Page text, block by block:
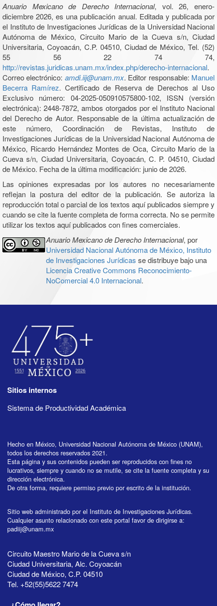
Anuario Mexicano de Derecho Internacional, vol. 26, enero-
diciembre 2026, es una publicación anual. Editada y publicada por
el Instituto de Investigaciones Jurídicas de la Universidad Nacional
Autónoma de México, Circuito Mario de la Cueva s/n, Ciudad
Universitaria, Coyoacán, C.P. 04510, Ciudad de México, Tel. (52)
55 56 22 74 74,
http://revistas.juridicas.unam.mx/index.php/derecho-internacional.
Correo electrónico: amdi.iij@unam.mx. Editor responsable: Manuel
Becerra Ramírez. Certificado de Reserva de Derechos al Uso
Exclusivo número: 04-2025-050910575800-102, ISSN (versión
electrónica): 2448-7872, ambos otorgados por el Instituto Nacional
del Derecho de Autor. Responsable de la última actualización de
este número, Coordinación de Revistas, Instituto de
Investigaciones Jurídicas de la Universidad Nacional Autónoma de
México, Ricardo Hernández Montes de Oca, Circuito Mario de la
Cueva s/n, Ciudad Universitaria, Coyoacán, C. P. 04510, Ciudad
de México. Fecha de la última modificación: junio de 2026.
Las opiniones expresadas por los autores no necesariamente
reflejan la postura del editor de la publicación. Se autoriza la
reproducción total o parcial de los textos aquí publicados siempre y
cuando se cite la fuente completa de forma correcta. No se permite
utilizar los textos aquí publicados con fines comerciales.
Anuario Mexicano de Derecho Internacional, por
Universidad Nacional Autónoma de México, Instituto
de Investigaciones Jurídicas se distribuye bajo una
Licencia Creative Commons Reconocimiento-
NoComercial 4.0 Internacional.
Sitios internos
Sistema de Productividad Académica
Hecho en México, Universidad Nacional Autónoma de México (UNAM),
todos los derechos reservados 2021.
Esta página y sus contenidos pueden ser reproducidos con fines no
lucrativos, siempre y cuando no se mutile, se cite la fuente completa y su
dirección electrónica.
De otra forma, requiere permiso previo por escrito de la institución.
Sitio web administrado por el Instituto de Investigaciones Jurídicas.
Cualquier asunto relacionado con este portal favor de dirigirse a:
padiij@unam.mx
Circuito Maestro Mario de la Cueva s/n
Ciudad Universitaria, Alc. Coyoacán
Ciudad de México, C.P. 04510
Tel. +52(55)5622 7474